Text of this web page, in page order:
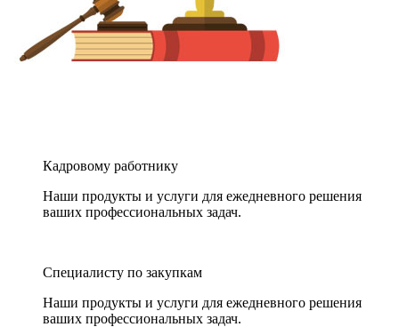
Кадровому работнику
Наши продукты и услуги для ежедневного решения
ваших профессиональных задач.
Специалисту по закупкам
Наши продукты и услуги для ежедневного решения
ваших профессиональных задач.